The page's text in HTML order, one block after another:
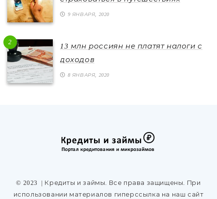
9 ЯНВАРЯ, 2020
2
13 млн россиян не платят налоги с
доходов
8 ЯНВАРЯ, 2020
© 2023
| Кредиты и займы. Все права защищены. При
использовании материалов гиперссылка на наш сайт